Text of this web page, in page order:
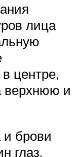
лица
центре,
верхнюю и
и брови
глаз,